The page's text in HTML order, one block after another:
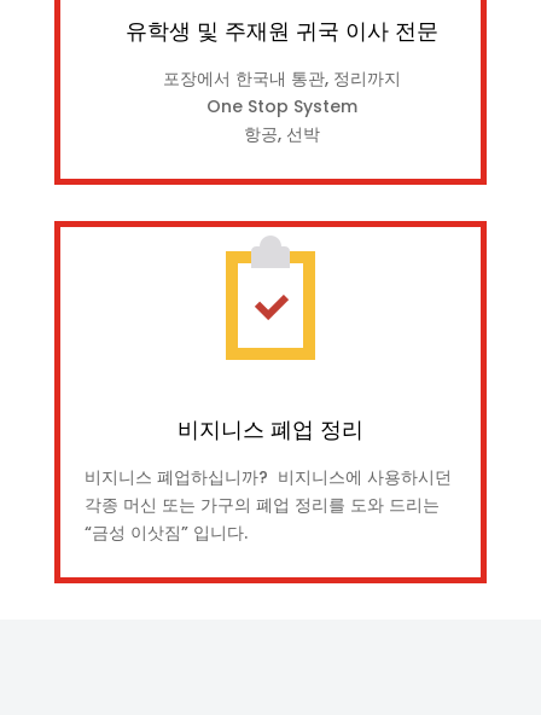
유학생 및 주재원 귀국 이사 전문
포장에서 한국내 통관, 정리까지
One Stop System
항공, 선박
비지니스 폐업 정리
비지니스 폐업하십니까? 비지니스에 사용하시던
각종 머신 또는 가구의 폐업 정리를 도와 드리는
“금성 이삿짐” 입니다.